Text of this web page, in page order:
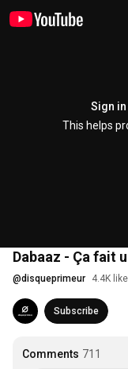
Sign
This helps
Dabaaz - Ça fait
@disqueprimeur 4.4K
Subscribe
Comments 711